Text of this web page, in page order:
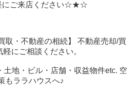
ご来店ください☆★☆
取・不動産の相続】 不動産売却/買
にご相談ください。
土地・ビル・店舗・収益物件etc. 空
もララハウスへ♪